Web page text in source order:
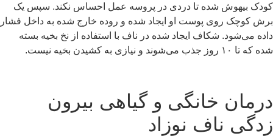
کودک بیهوش شده تا دردی در پروسه عمل احساس نکند. سپس یک
برش کوچک روی پوست او ایجاد شده و روده خارج شده به داخل فشار
داده می‌شود. شکاف ایجاد شده در ناف با استفاده از نخ بخیه بسته
شده که تا ۱۰ روز جذب می‌شوند و نیازی به کشیدن بخیه نیست.
درمان خانگی و گیاهی بیرون
زدگی ناف نوزاد